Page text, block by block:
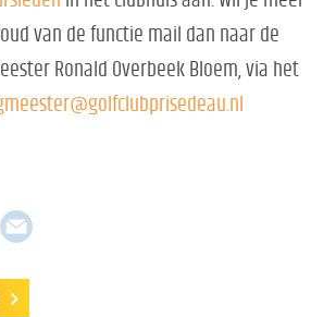
van de functie mail dan naar de
Ronald Overbeek Bloem, via het